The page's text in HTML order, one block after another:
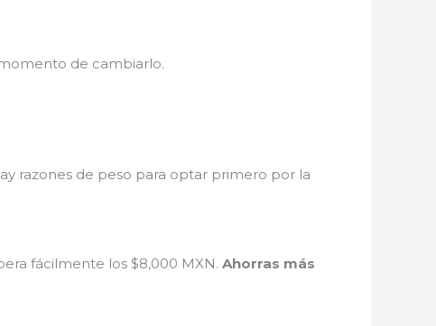
de cambiarlo.
razones de peso para optar primero por la
fácilmente los $8,000 MXN. Ahorras más